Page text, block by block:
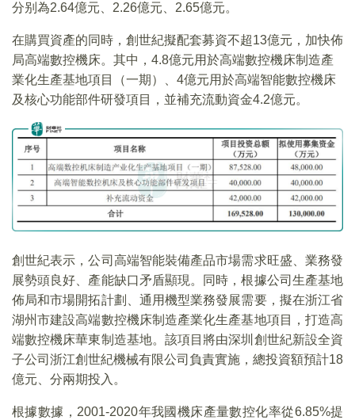
分别為2.64億元、2.26億元、2.65億元。
在購買資產的同時，創世紀擬配套募資不超13億元，加快佈
局高端數控機床。其中，4.8億元用於高端數控機床制造產
業化生產基地項目（一期）、4億元用於高端智能數控機床
及核心功能部件研發項目，並補充流動資金4.2億元。
創世紀表示，公司高端智能裝備產品市場需求旺盛、業務發
展勢頭良好、產能缺口矛盾顯現。同時，根據公司生產基地
佈局和市場開拓計劃、通用機型業務發展需要，擬在浙江省
湖州市建設高端數控機床制造產業化生產基地項目，打造高
端數控機床華東制造基地。該項目將由深圳創世紀新設全資
子公司浙江創世紀機械有限公司負責實施，總投資額預計18
億元、分兩期投入。
根據數據，2001-2020年我國機床產量數控化率從6.85%提